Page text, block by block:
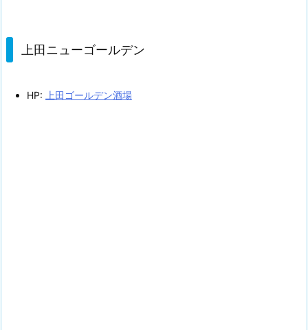
上田ニューゴールデン
HP: 上田ゴールデン酒場